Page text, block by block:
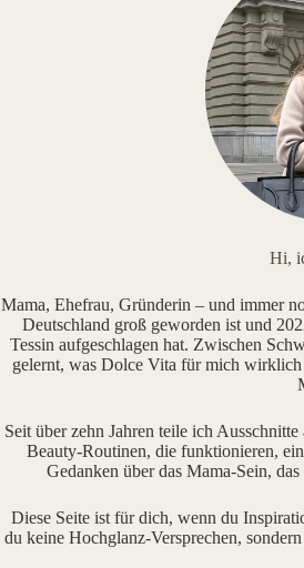
Hi,
Mama, Ehefrau, Gründerin – und immer
Deutschland groß geworden ist und
Tessin aufgeschlagen hat. Zwischen
gelernt, was Dolce Vita für mich wirklich
Seit über zehn Jahren teile ich
Beauty-Routinen, die funktionieren,
Gedanken über das Mama-Sein,
Diese Seite ist für dich, wenn du
du keine Hochglanz-Versprechen,